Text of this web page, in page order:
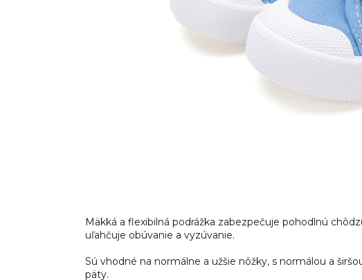
Mäkká a flexibilná podrážka zabezpečuje pohodlnú
uľahčuje obúvanie a vyzúvanie.
Sú vhodné na normálne a užšie nôžky, s normálou a
päty.